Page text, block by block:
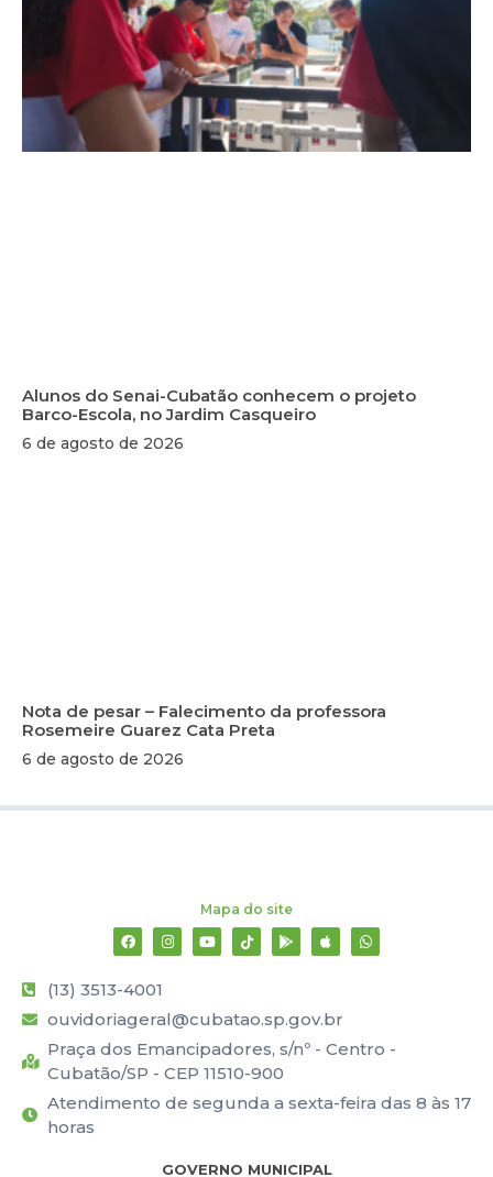
Alunos do Senai-Cubatão conhecem o projeto
Barco-Escola, no Jardim Casqueiro
6 de agosto de 2026
Nota de pesar – Falecimento da professora
Rosemeire Guarez Cata Preta
6 de agosto de 2026
Mapa do site
(13) 3513-4001
ouvidoriageral@cubatao.sp.gov.br
Praça dos Emancipadores, s/nº - Centro -
Cubatão/SP - CEP 11510-900
Atendimento de segunda a sexta-feira das 8 às 17
horas
GOVERNO MUNICIPAL